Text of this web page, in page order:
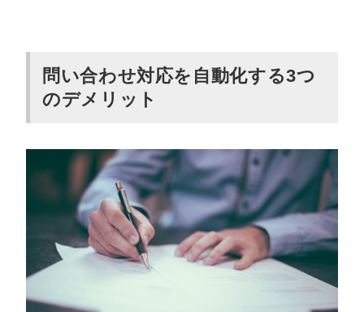
問い合わせ対応を自動化する3つ
のデメリット